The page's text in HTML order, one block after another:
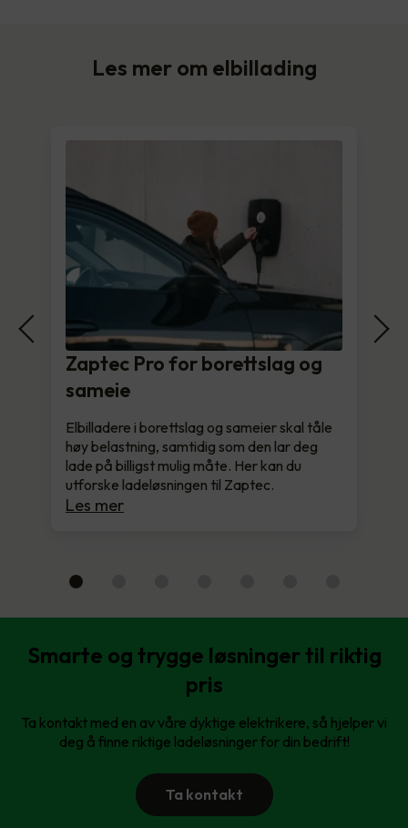
Les mer om elbillading
Zaptec Pro for borettslag og
sameie
Elbilladere i borettslag og sameier skal tåle
høy belastning, samtidig som den lar deg
lade på billigst mulig måte. Her kan du
utforske ladeløsningen til Zaptec.
Les mer
Smarte og trygge løsninger til riktig
pris
Ta kontakt med en av våre dyktige elektrikere, så hjelper vi
deg å finne riktige ladeløsninger for din bedrift!
Ta kontakt